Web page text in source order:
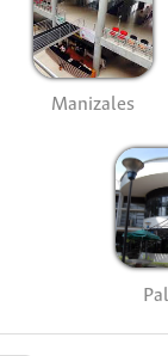
Manizales